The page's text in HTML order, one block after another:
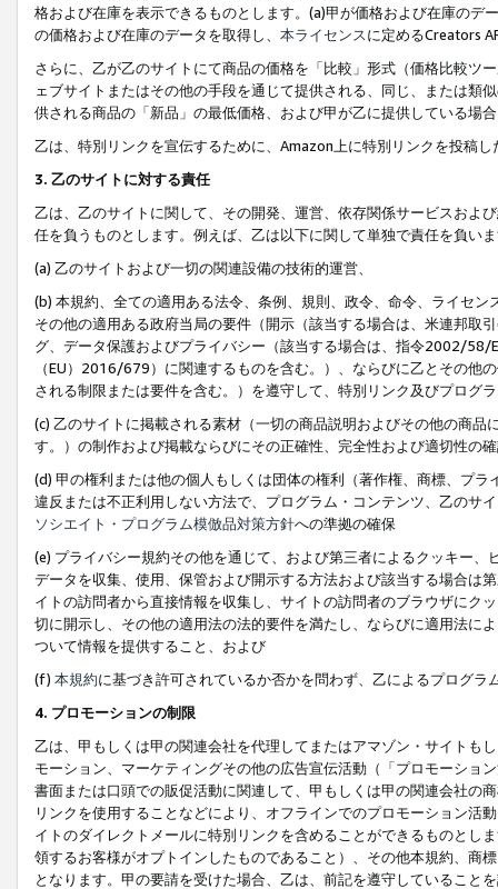
格および在庫を表示できるものとします。(a)甲が価格および在庫の
の価格および在庫のデータを取得し、 本ライセンスに定めるCreators
さらに、乙が乙のサイトにて商品の価格を「比較」形式（価格比較ツ
ェブサイトまたはその他の手段を通じて提供される、同じ、または類
供される商品の「新品」の最低価格、および甲が乙に提供している場
乙は、特別リンクを宣伝するために、Amazon上に特別リンクを投稿
3. 乙のサイトに対する責任
乙は、乙のサイトに関して、その開発、運営、依存関係サービスおよ
任を負うものとします。例えば、乙は以下に関して単独で責任を負い
(a) 乙のサイトおよび一切の関連設備の技術的運営、
(b) 本規約、全ての適用ある法令、条例、規則、政令、命令、ライセ
その他の適用ある政府当局の要件（開示（該当する場合は、米連邦取
グ、データ保護およびプライバシー（該当する場合は、指令2002/58/
（EU）2016/679）に関連するものを含む。）、ならびに乙とその他
される制限または要件を含む。）を遵守して、特別リンク及びプログ
(c) 乙のサイトに掲載される素材（一切の商品説明およびその他の商
す。）の制作および掲載ならびにその正確性、完全性および適切性の
(d) 甲の権利または他の個人もしくは団体の権利（著作権、商標、プ
違反または不正利用しない方法で、プログラム・コンテンツ、乙のサ
ソシエイト・プログラム模倣品対策方針への準拠の確保
(e) プライバシー規約その他を通じて、および第三者によるクッキー
データを収集、使用、保管および開示する方法および該当する場合は
イトの訪問者から直接情報を収集し、サイトの訪問者のブラウザにク
切に開示し、その他の適用法の法的要件を満たし、ならびに適用法に
ついて情報を提供すること、および
(f) 本規約に基づき許可されているか否かを問わず、乙によるプログ
4. プロモーションの制限
乙は、甲もしくは甲の関連会社を代理してまたはアマゾン・サイトも
モーション、マーケティングその他の広告宣伝活動（「プロモーショ
書面または口頭での販促活動に関連して、甲もしくは甲の関連会社の
リンクを使用することなどにより、オフラインでのプロモーション活
イトのダイレクトメールに特別リンクを含めることができるものとし
領するお客様がオプトインしたものであること）、その他本規約、商
となります。甲の要請を受けた場合、乙は、前記を遵守していること